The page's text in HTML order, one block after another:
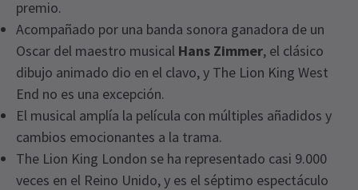
premio.
Acompañado por una banda sonora ganadora de un
Oscar del maestro musical Hans Zimmer, el clásico
dibujo animado dio en el clavo, y The Lion King West
End no es una excepción.
El musical amplía la película con múltiples añadidos y
cambios emocionantes a la trama.
The Lion King London se ha representado casi 9.000
veces en el Reino Unido, y es el séptimo espectáculo